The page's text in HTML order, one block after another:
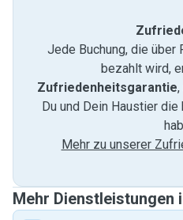
Jede Buchung, die über
bezahlt wird,
Zufriedenheitsgarantie
Du und Dein Haustier
Mehr zu unserer
Mehr Dienstleistungen